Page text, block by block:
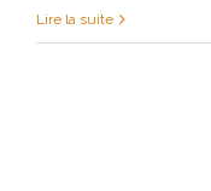
Lire la suite